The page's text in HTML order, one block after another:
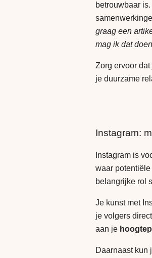
betrouwbaar
graag een
mag ik dat
Zorg ervoor
je duurzame
Instagram:
Instagram is
waar
belangrijke rol
Je kunst met
je volgers
aan je
Daarnaast kun